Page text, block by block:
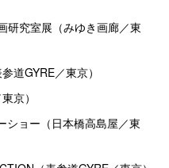
研究室展（みゆき画廊／東
道GYRE／東京）
京）
ショー（日本橋高島屋／東